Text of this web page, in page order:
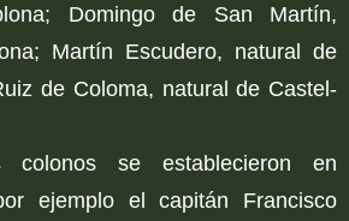
Domingo de San Martín,
Martín Escudero, natural de
de Coloma, natural de Castel-
colonos se establecieron en
ejemplo el capitán Francisco